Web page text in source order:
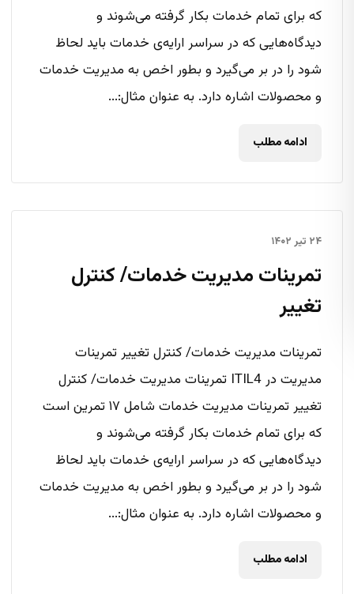
که برای تمام خدمات بکار گرفته می‌شوند و
دیدگاه‌هایی که در سراسر ارایه‌ی خدمات باید لحاظ
شود را در بر می‌گیرد و بطور اخص به مدیریت خدمات
و محصولات اشاره دارد. به عنوان مثال:...
ادامه مطلب
۲۴ تیر ۱۴۰۲
تمرینات مدیریت خدمات/ کنترل
تغییر
تمرینات مدیریت خدمات/ کنترل تغییر تمرینات
مدیریت در ITIL4 تمرینات مدیریت خدمات/ کنترل
تغییر تمرینات مدیریت خدمات شامل ۱۷ تمرین است
که برای تمام خدمات بکار گرفته می‌شوند و
دیدگاه‌هایی که در سراسر ارایه‌ی خدمات باید لحاظ
شود را در بر می‌گیرد و بطور اخص به مدیریت خدمات
و محصولات اشاره دارد. به عنوان مثال:...
ادامه مطلب